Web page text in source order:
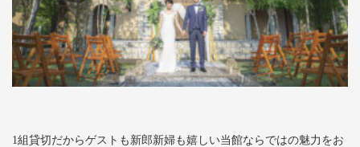
1組貸切だからゲストも新郎新婦も嬉しい当館ならではの魅力をお